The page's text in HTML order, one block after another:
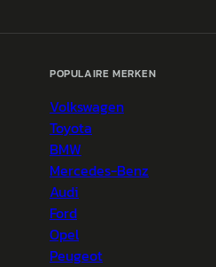
POPULAIRE MERKEN
Volkswagen
Toyota
BMW
Mercedes-Benz
Audi
Ford
Opel
Peugeot